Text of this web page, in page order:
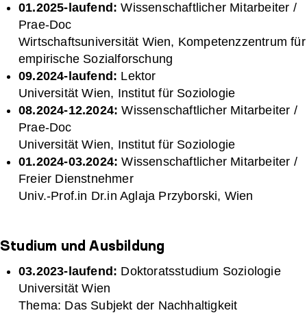
01.2025-laufend: Wissenschaftlicher Mitarbeiter /
Prae-Doc
Wirtschaftsuniversität Wien, Kompetenzzentrum für
empirische Sozialforschung
09.2024-laufend: Lektor
Universität Wien, Institut für Soziologie
08.2024-12.2024: Wissenschaftlicher Mitarbeiter /
Prae-Doc
Universität Wien, Institut für Soziologie
01.2024-03.2024:Wissenschaftlicher Mitarbeiter /
Freier Dienstnehmer
Univ.-Prof.in Dr.in Aglaja Przyborski, Wien
Studium und Ausbildung
03.2023-laufend: Doktoratsstudium Soziologie
Universität Wien
Thema: Das Subjekt der Nachhaltigkeit